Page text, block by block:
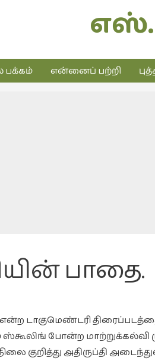
பக்கம் என்னைப் பற்றி
பாதை.
– என்ற டாகுமெண்டரி
போன்ற மாற்றுக்கல்வி
குறித்து அதிருப்தி